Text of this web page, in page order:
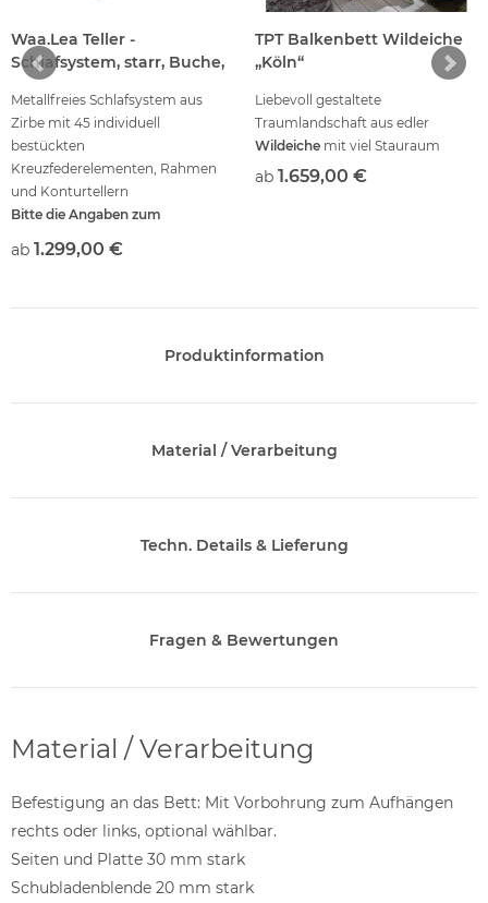
Waa.Lea Teller -
Schlafsystem, starr, Buche,
Metallfreies Schlafsystem aus
Zirbe mit 45 individuell
bestückten
Kreuzfederelementen, Rahmen
und Konturtellern
Bitte die Angaben zum
3D-Bodyscan nicht noch
ab 1.299,00 €
TPT Balkenbett Wildeiche
„Köln“
Liebevoll gestaltete
Traumlandschaft aus edler
Wildeiche mit viel Stauraum
ab 1.659,00 €
Produktinformation
Material / Verarbeitung
Techn. Details & Lieferung
Fragen & Bewertungen
Material / Verarbeitung
Befestigung an das Bett: Mit Vorbohrung zum Aufhängen
rechts oder links, optional wählbar.
Seiten und Platte 30 mm stark
Schubladenblende 20 mm stark